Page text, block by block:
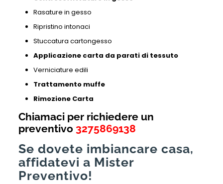
Rasature in gesso
Ripristino intonaci
Stuccatura cartongesso
Applicazione carta da parati di tessuto
Verniciature edili
Trattamento muffe
Rimozione Carta
Chiamaci per richiedere un
preventivo 3275869138
Se dovete imbiancare casa,
affidatevi a Mister
Preventivo!